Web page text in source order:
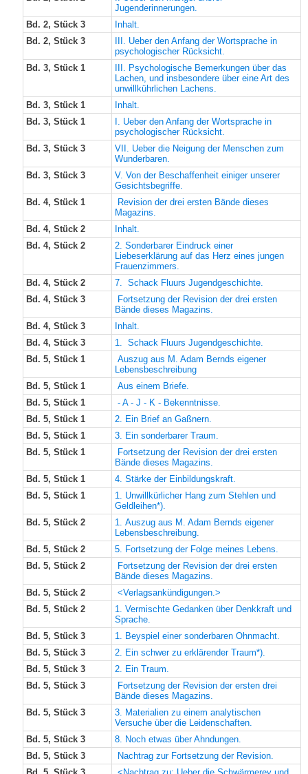
Jugenderinnerungen.
Bd. 2, Stück 3
Inhalt.
Bd. 2, Stück 3
III. Ueber den Anfang der Wortsprache in
psychologischer Rücksicht.
Bd. 3, Stück 1
III. Psychologische Bemerkungen über das
Lachen, und insbesondere über eine Art des
unwillkührlichen Lachens.
Bd. 3, Stück 1
Inhalt.
Bd. 3, Stück 1
I. Ueber den Anfang der Wortsprache in
psychologischer Rücksicht.
Bd. 3, Stück 3
VII. Ueber die Neigung der Menschen zum
Wunderbaren.
Bd. 3, Stück 3
V. Von der Beschaffenheit einiger unserer
Gesichtsbegriffe.
Bd. 4, Stück 1
Revision der drei ersten Bände dieses
Magazins.
Bd. 4, Stück 2
Inhalt.
Bd. 4, Stück 2
2. Sonderbarer Eindruck einer
Liebeserklärung auf das Herz eines jungen
Frauenzimmers.
Bd. 4, Stück 2
7. Schack Fluurs Jugendgeschichte.
Bd. 4, Stück 3
Fortsetzung der Revision der drei ersten
Bände dieses Magazins.
Bd. 4, Stück 3
Inhalt.
Bd. 4, Stück 3
1. Schack Fluurs Jugendgeschichte.
Bd. 5, Stück 1
Auszug aus M. Adam Bernds eigener
Lebensbeschreibung
Bd. 5, Stück 1
Aus einem Briefe.
Bd. 5, Stück 1
- A - J - K - Bekenntnisse.
Bd. 5, Stück 1
2. Ein Brief an Gaßnern.
Bd. 5, Stück 1
3. Ein sonderbarer Traum.
Bd. 5, Stück 1
Fortsetzung der Revision der drei ersten
Bände dieses Magazins.
Bd. 5, Stück 1
4. Stärke der Einbildungskraft.
Bd. 5, Stück 1
1. Unwillkürlicher Hang zum Stehlen und
Geldleihen*).
Bd. 5, Stück 2
1. Auszug aus M. Adam Bernds eigener
Lebensbeschreibung.
Bd. 5, Stück 2
5. Fortsetzung der Folge meines Lebens.
Bd. 5, Stück 2
Fortsetzung der Revision der drei ersten
Bände dieses Magazins.
Bd. 5, Stück 2
<Verlagsankündigungen.>
Bd. 5, Stück 2
1. Vermischte Gedanken über Denkkraft und
Sprache.
Bd. 5, Stück 3
1. Beyspiel einer sonderbaren Ohnmacht.
Bd. 5, Stück 3
2. Ein schwer zu erklärender Traum*).
Bd. 5, Stück 3
2. Ein Traum.
Bd. 5, Stück 3
Fortsetzung der Revision der ersten drei
Bände dieses Magazins.
Bd. 5, Stück 3
3. Materialien zu einem analytischen
Versuche über die Leidenschaften.
Bd. 5, Stück 3
8. Noch etwas über Ahndungen.
Bd. 5, Stück 3
Nachtrag zur Fortsetzung der Revision.